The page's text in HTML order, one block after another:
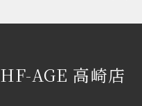
HF-AGE 高崎店